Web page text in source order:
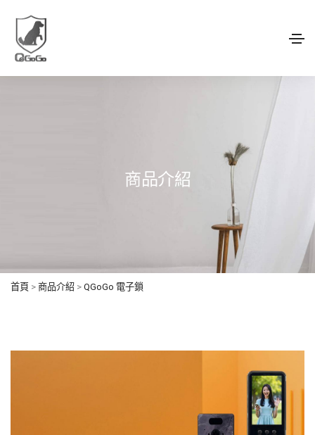
商品介紹
首頁 > 商品介紹 > QGoGo 電子鎖